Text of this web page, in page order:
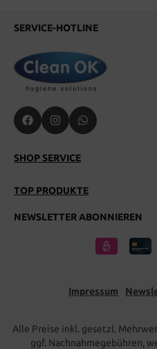
SERVICE-HOTLINE
SHOP SERVICE
TOP PRODUKTE
NEWSLETTER ABONNIEREN
Impressum
Alle Preise inkl. gesetzl.
ggf. Nachnahmegebühren,